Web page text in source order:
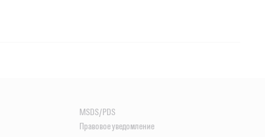
MSDS/PDS
Правовое уведомление